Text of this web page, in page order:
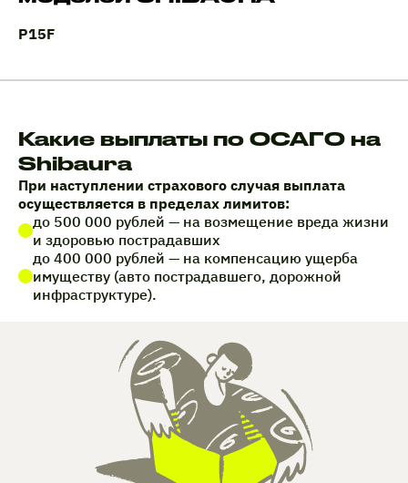
P15F
Какие выплаты по ОСАГО на
Shibaura
При наступлении страхового случая выплата
осуществляется в пределах лимитов:
до 500 000 рублей — на возмещение вреда жизни
и здоровью пострадавших
до 400 000 рублей — на компенсацию ущерба
имуществу (авто пострадавшего, дорожной
инфраструктуре).